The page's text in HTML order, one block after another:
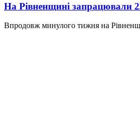
На Рівненщині запрацювали 23
Впродовж минулого тижня на